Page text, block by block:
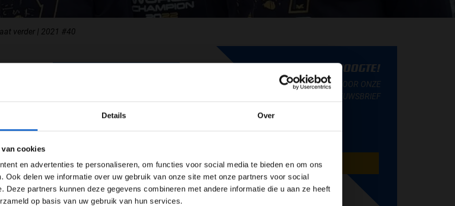
Details Over
cookies
en advertenties te personaliseren, om functies voor social media te bieden en om ons
Ook delen we informatie over uw gebruik van onze site met onze partners voor social
Deze partners kunnen deze gegevens combineren met andere informatie die u aan ze heeft
op basis van uw gebruik van hun services.
verder | 2021 #40
aan Tafel,
Dat
gasten:
radio en
de man die
maakte
BLIJF OP DE HOOGTE!
SCHRIJF JE IN VOOR ONZE
NIEUWSBRIEF
AANMELDEN
AANMELDEN NIEUWSBRIEF
Advertentie instellingen
Toon alle alcoholische drankenadvertenties (18+)
Toon alle kansspelenadvertenties (24+)